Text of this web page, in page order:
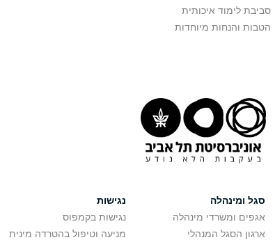
סביבת לימוד איכותית
הטבות והנחות מיוחדות
סגל ומינהלה
אגפים ומשרדי מינהלה
ארגון הסגל המנהלי
נגישות
נגישות בקמפוס
מניעה וטיפול בהטרדה מינית